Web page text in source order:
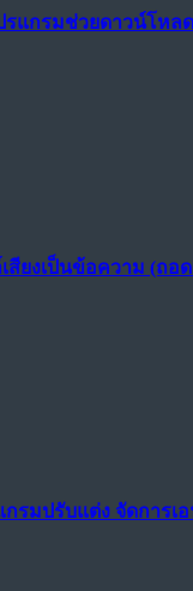
รแกรมช่วยดาวน์โหล
สียงเป็นข้อความ (ถอ
กรมปรับแต่ง จัดการเ